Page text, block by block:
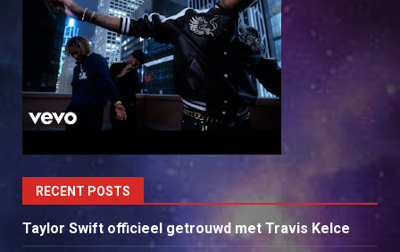
RECENT POSTS
Taylor Swift officieel getrouwd met Travis Kelce